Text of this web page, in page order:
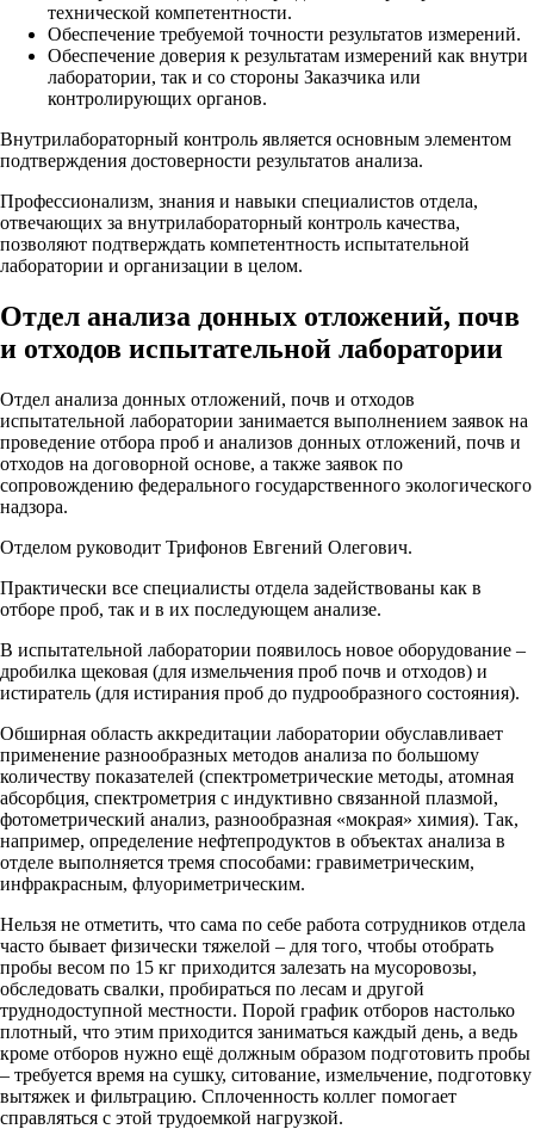
технической компетентности.
Обеспечение требуемой точности результатов измерений.
Обеспечение доверия к результатам измерений как внутри
лаборатории, так и со стороны Заказчика или
контролирующих органов.
Внутрилабораторный контроль является основным элементом
подтверждения достоверности результатов анализа.
Профессионализм, знания и навыки специалистов отдела,
отвечающих за внутрилабораторный контроль качества,
позволяют подтверждать компетентность испытательной
лаборатории и организации в целом.
Отдел анализа донныx отложений, почв
и отходов испытательной лаборатории
Отдел анализа донныx отложений, почв и отходов
испытательной лаборатории занимается выполнением заявок на
проведение отбора проб и анализов донныx отложений, почв и
отходов на договорной основе, а также заявок по
сопровождению федерального государственного экологического
надзора.
Отделом руководит Трифонов Евгений Олегович.
Практически все специалисты отдела задействованы как в
отборе проб, так и в их последующем анализе.
В испытательной лаборатории появилось новое оборудование ‒
дробилка щековая (для измельчения проб почв и отходов) и
истиратель (для истирания проб до пудрообразного состояния).
Обширная область аккредитации лаборатории обуславливает
применение разнообразных методов анализа по большому
количеству показателей (спектрометрические методы, атомная
абсорбция, спектрометрия с индуктивно связанной плазмой,
фотометрический анализ, разнообразная «мокрая» химия). Так,
например, определение нефтепродуктов в объектах анализа в
отделе выполняется тремя способами: гравиметрическим,
инфракрасным, флуориметрическим.
Нельзя не отметить, что сама по себе работа сотрудников отдела
часто бывает физически тяжелой – для того, чтобы отобрать
пробы весом по 15 кг приходится залезать на мусоровозы,
обследовать свалки, пробираться по лесам и другой
труднодоступной местности. Порой график отборов настолько
плотный, что этим приходится заниматься каждый день, а ведь
кроме отборов нужно ещё должным образом подготовить пробы
– требуется время на сушку, ситование, измельчение, подготовку
вытяжек и фильтрацию. Сплоченность коллег помогает
справляться с этой трудоемкой нагрузкой.